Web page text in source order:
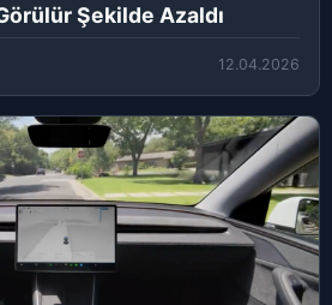
Şekilde Azaldı
12.04.2026